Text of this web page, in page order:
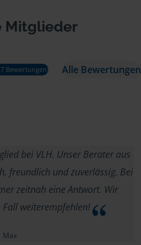
Mitglieder
Bewertungen) Alle Bewertungen
bei VLH. Unser Berater aus
freundlich und zuverlässig. Bei
zeitnah eine Antwort. Wir
weiterempfehlen!
Max